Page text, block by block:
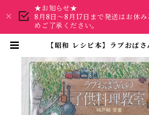
★お知らせ★
8月8日～8月17日まで発送はお休み
めご了承ください。
【昭和 レシピ本】ラブおばさ
愛 | 昭和レトロな雑貨と